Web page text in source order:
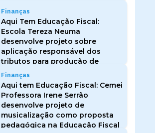
Finanças
Aqui Tem Educação Fiscal:
Escola Tereza Neuma
desenvolve projeto sobre
aplicação responsável dos
tributos para produção de
energia limpa
Finanças
Aqui tem Educação Fiscal: Cemei
Professora Irene Serrão
desenvolve projeto de
musicalização como proposta
pedagógica na Educação Fiscal